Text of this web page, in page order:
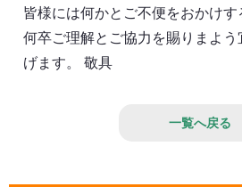
皆様には何かとご不便をおかけ
何卒ご理解とご協力を賜りまよう
げます。 敬具
一覧へ戻る